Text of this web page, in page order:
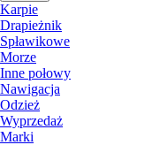
Karpie
Drapieżnik
Spławikowe
Morze
Inne połowy
Nawigacja
Odzież
Wyprzedaż
Marki